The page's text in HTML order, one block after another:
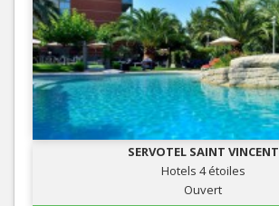
SERVOTEL SAINT VINCENT
Hotels 4 étoiles
Ouvert